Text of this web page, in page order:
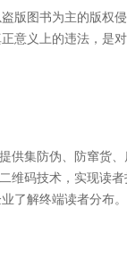
版图书为主的版权
意义上的违法，是
供集防伪、防窜货
维码技术，实现读
了解终端读者分布。